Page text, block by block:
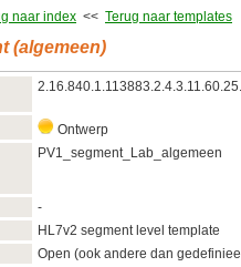
naar index << Terug naar templates
(algemeen)
Ontwerp
PV1_segment_Lab_algemeen
-
HL7v2 segment level template
Open (ook andere dan